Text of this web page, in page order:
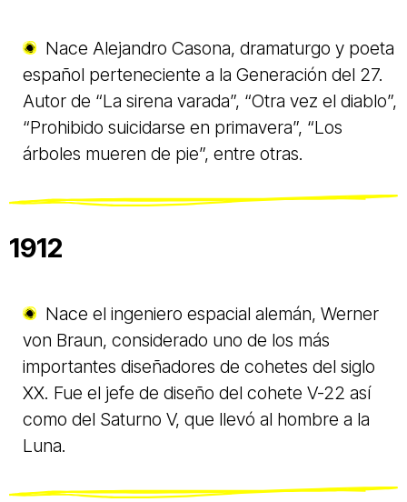
Nace Alejandro Casona, dramaturgo y poeta
español perteneciente a la Generación del 27.
Autor de “La sirena varada”, “Otra vez el diablo”,
“Prohibido suicidarse en primavera”, “Los
árboles mueren de pie”, entre otras.
1912
Nace el ingeniero espacial alemán, Werner
von Braun, considerado uno de los más
importantes diseñadores de cohetes del siglo
XX. Fue el jefe de diseño del cohete V-22 así
como del Saturno V, que llevó al hombre a la
Luna.